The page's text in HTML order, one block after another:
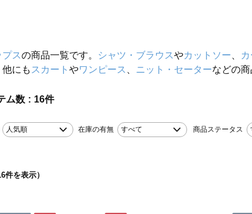
プスの商品一覧です。 シャツ・ブラウスやカットソー
他にも スカート やワンピース ニット・セーターなどの商
ム数 16件
人気順 在庫の有無 すべて 商品ステータス
件を表示）